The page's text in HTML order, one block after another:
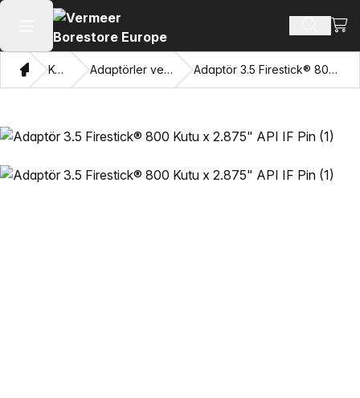
Ana menüyü aç Ürün ara
Ev Katalog Adaptörler ve Gözleri Çekme Adaptör 3.5 Firestick® 800 Kutu x 2.875" API IF Pin